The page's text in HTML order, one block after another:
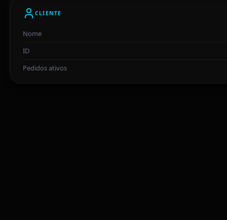
CLIENTE
Nome
ID
Pedidos ativos